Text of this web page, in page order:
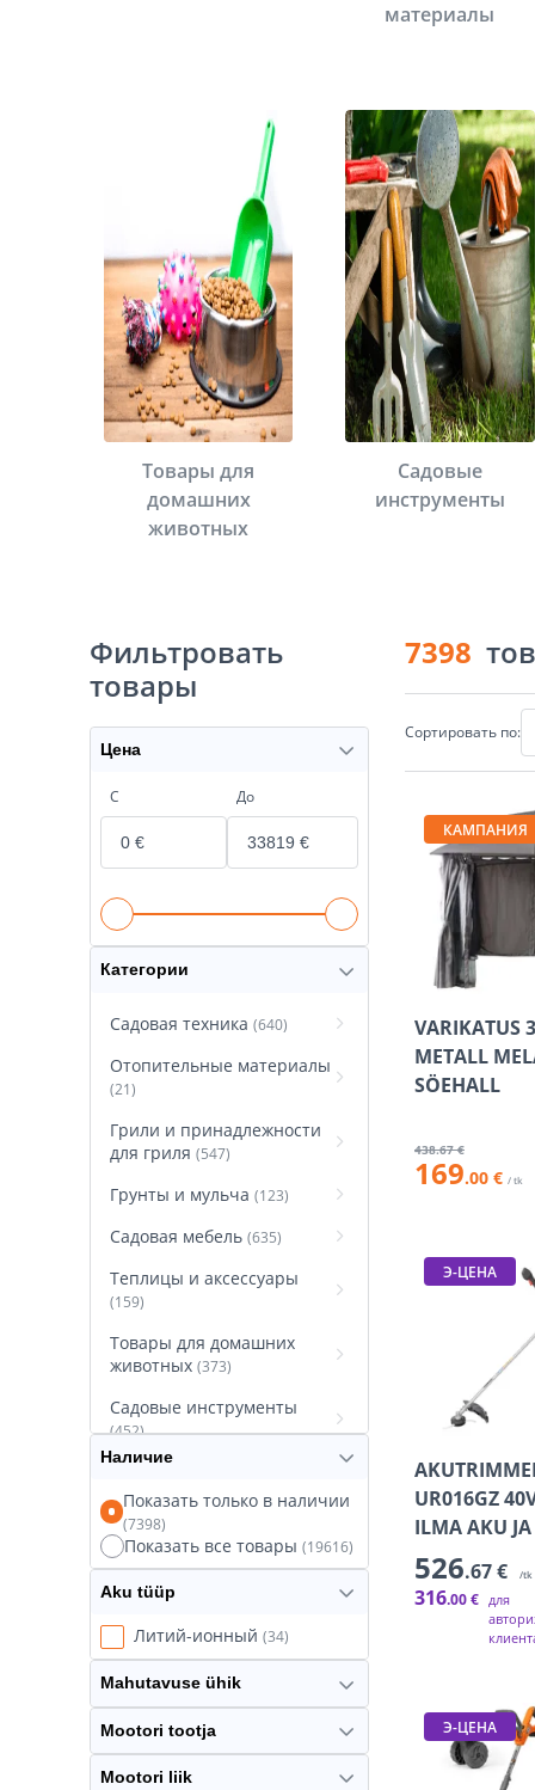
материалы
Товары для
домашних
животных
Садовые
инструменты
7398
Сортировать по:
КАМПАНИЯ
VARIKATUS
METALL
SÖEHALL
438.67 €
169.00 € / tk
Э-ЦЕНА
UR016GZ
ILMA AKU
526.67 € /tk
316.00 € для
Э-ЦЕНА
Фильтровать
товары
Цена
С До
Категории
Садовая техника (640)
Отопительные материалы
(21)
Грили и принадлежности
для гриля (547)
Грунты и мульча (123)
Садовая мебель (635)
Теплицы и аксессуары
(159)
Товары для домашних
животных (373)
Садовые инструменты
(452)
насекомых(181)
Летние товары
Принадлежности для
полива
Сады и аксессуары(423)
Сараи и гаражи
Обогреватели для террас
(10)
Наличие
Показать только в наличии
(7398)
Показать все товары (19616)
Aku tüüp
Литий-ионный (34)
Mahutavuse ühik
Mootori tootja
Mootori liik